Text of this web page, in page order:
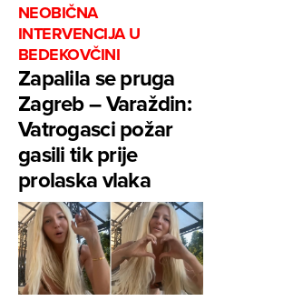
NEOBIČNA
INTERVENCIJA U
BEDEKOVČINI
Zapalila se pruga
Zagreb – Varaždin:
Vatrogasci požar
gasili tik prije
prolaska vlaka